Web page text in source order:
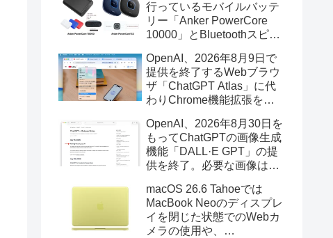
行っているモバイルバッテ
リー「Anker PowerCore
10000」とBluetoothスピー
辺を焼損する火災が6月に3
件発生していたそうなので
注意を。
OpenAI、2026年8月9日で
提供を終了するWebブラウ
ザ「ChatGPT Atlas」に代
わりChrome機能拡張をア
画の質問やAsk ChatGPT機
能を追加。
OpenAI、2026年8月30日を
もってChatGPTの画像生成
機能「DALL·E GPT」の提
供を終了。必要な画像は期
macOS 26.6 Tahoeでは
MacBook Neoのディスプレ
イを閉じた状態でのWebカ
メラの使用や、